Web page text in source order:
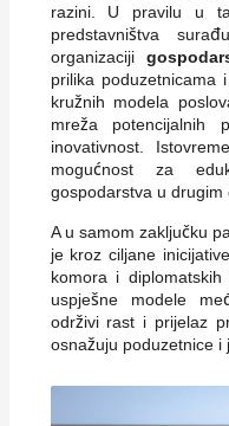
razini. U pravilu u
predstavništva
organizaciji
prilika poduzetnicama
kružnih modela
mreža potencijalnih
inovativnost.
mogućnost za
gospodarstva u drugim
A u samom zaključku
je kroz ciljane
komora i
uspješne modele
održivi rast i prijelaz
osnažuju poduzetnice i